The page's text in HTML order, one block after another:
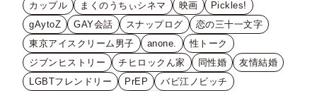
カップル
まくのうちぃシネマ 映画
Pickles!
gAytoZ
GAY会話 スナップログ
恋の三十一文字
東京アイスクリーム男子
anone.
性トーク
ジブンヒストリー
チヒロックん家 同性婚
友情結婚
LGBTフレンドリー
PrEP
バビ江ノビッチ